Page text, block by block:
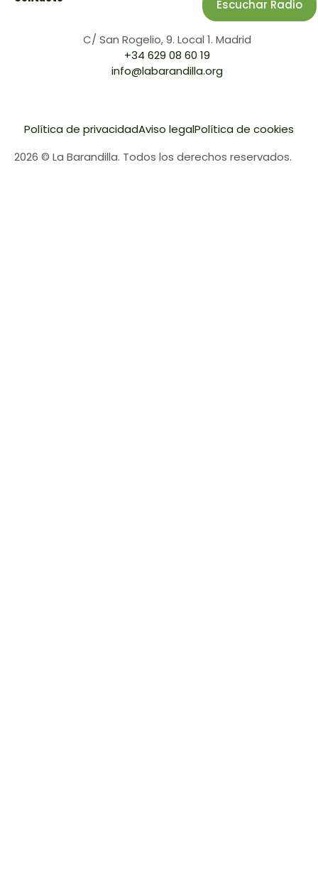
C/ San Rogelio, 9. Local 1. Madrid
+34 629 08 60 19
info@labarandilla.org
Escuchar Radio
2026 © La Barandilla. Todos los derechos reservados.
Política de privacidadAviso legalPolítica de cookies